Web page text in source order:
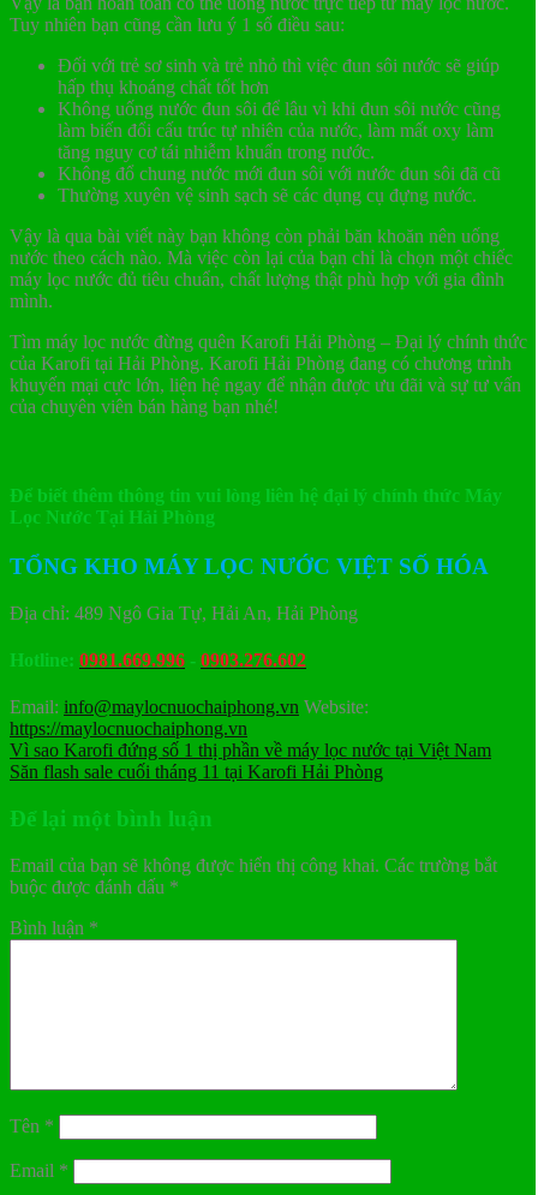
Tuy nhiên bạn cũng cần lưu ý 1 số điều sau:
Đối với trẻ sơ sinh và trẻ nhỏ thì việc đun sôi nước sẽ giúp
hấp thụ khoáng chất tốt hơn
Không uống nước đun sôi để lâu vì khi đun sôi nước cũng
làm biến đổi cấu trúc tự nhiên của nước, làm mất oxy làm
tăng nguy cơ tái nhiễm khuẩn trong nước.
Không đổ chung nước mới đun sôi với nước đun sôi đã cũ
Thường xuyên vệ sinh sạch sẽ các dụng cụ đựng nước.
Vậy là qua bài viết này bạn không còn phải băn khoăn nên uống
nước theo cách nào. Mà việc còn lại của bạn chỉ là chọn một chiếc
máy lọc nước đủ tiêu chuẩn, chất lượng thật phù hợp với gia đình
mình.
Tìm máy lọc nước đừng quên Karofi Hải Phòng – Đại lý chính thức
của Karofi tại Hải Phòng. Karofi Hải Phòng đang có chương trình
khuyến mại cực lớn, liện hệ ngay để nhận được ưu đãi và sự tư vấn
của chuyên viên bán hàng bạn nhé!
Để biết thêm thông tin vui lòng liên hệ đại lý chính thức Máy
Lọc Nước Tại Hải Phòng
TỔNG KHO MÁY LỌC NƯỚC VIỆT SỐ HÓA
Địa chỉ: 489 Ngô Gia Tự, Hải An, Hải Phòng
Hotline: 0981.669.996 - 0903.276.602
Email: info@maylocnuochaiphong.vn Website:
https://maylocnuochaiphong.vn
Vì sao Karofi đứng số 1 thị phần về máy lọc nước tại Việt Nam
Săn flash sale cuối tháng 11 tại Karofi Hải Phòng
Để lại một bình luận
Email của bạn sẽ không được hiển thị công khai. Các trường bắt
buộc được đánh dấu *
Bình luận *
Tên *
Email *